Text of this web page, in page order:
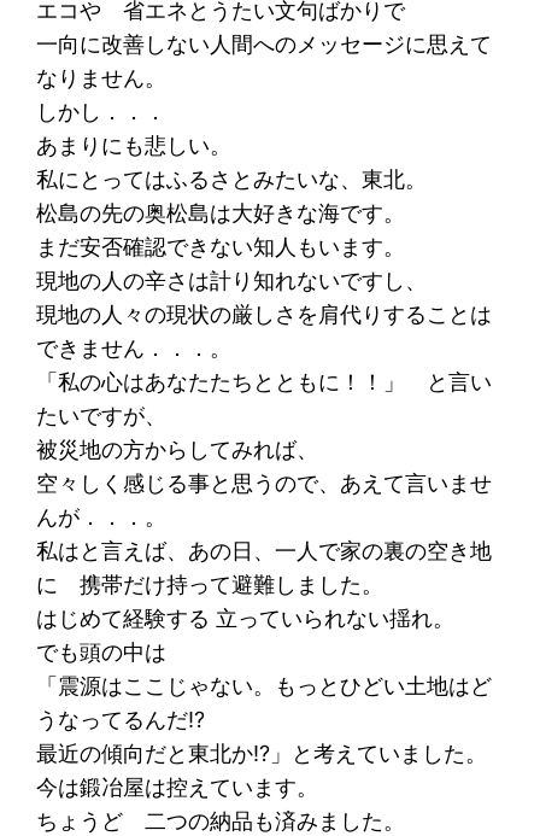
エコや 省エネとうたい文句ばかりで
一向に改善しない人間へのメッセージに思えて
なりません。
しかし．．．
あまりにも悲しい。
私にとってはふるさとみたいな、東北。
松島の先の奥松島は大好きな海です。
まだ安否確認できない知人もいます。
現地の人の辛さは計り知れないですし、
現地の人々の現状の厳しさを肩代りすることは
できません．．．。
「私の心はあなたたちとともに！！」 と言い
たいですが、
被災地の方からしてみれば、
空々しく感じる事と思うので、あえて言いませ
んが．．．。
私はと言えば、あの日、一人で家の裏の空き地
に 携帯だけ持って避難しました。
はじめて経験する 立っていられない揺れ。
でも頭の中は
「震源はここじゃない。もっとひどい土地はど
うなってるんだ!?
最近の傾向だと東北か!?」と考えていました。
今は鍛冶屋は控えています。
ちょうど 二つの納品も済みました。